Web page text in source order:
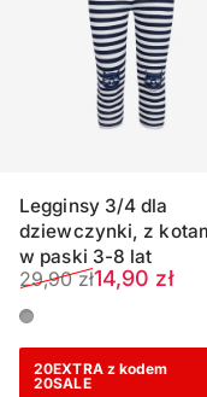
Legginsy 3/4 dla
dziewczynki, z
w paski 3-8 lat
Cena sprzedaży
14,90 zł
Normalna cena
29,90 zł
Domyślny
20EXTRA z kodem
20SALE